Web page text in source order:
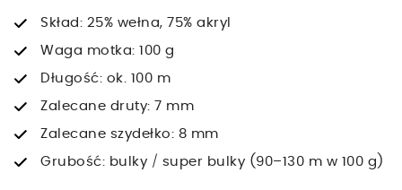
Skład: 25% wełna, 75% akryl
Waga motka: 100 g
Długość: ok. 100 m
Zalecane druty: 7 mm
Zalecane szydełko: 8 mm
Grubość: bulky / super bulky (90–130 m w 100 g)